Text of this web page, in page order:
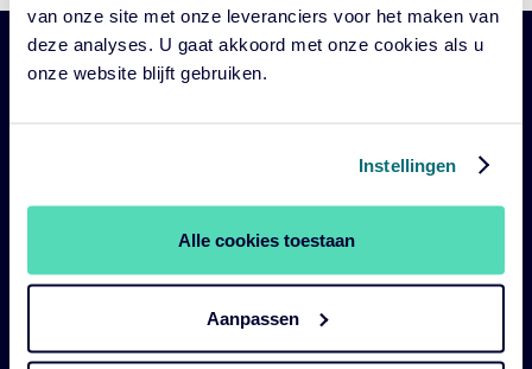
van onze site met onze leveranciers voor het maken van
deze analyses. U gaat akkoord met onze cookies als u
onze website blijft gebruiken.
Instellingen
Alle cookies toestaan
Aanpassen
Belangrijke
Navigatie
Diensten
Perspectives